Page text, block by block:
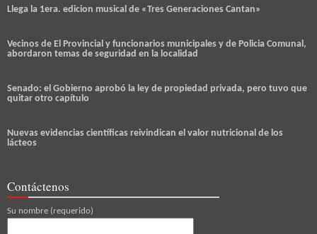
Llega la 1era. edicion musical de «Tres Generaciones Cantan»
Vecinos de El Provincial y funcionarios municipales y de Policia Comunal,
abordaron temas de seguridad en la localidad
Senado: el Gobierno aprobó la ley de propiedad privada, pero tuvo que
quitar otro capítulo
Nuevas evidencias científicas reivindican el valor nutricional de los
lácteos
Contáctenos
Su nombre (requerido)